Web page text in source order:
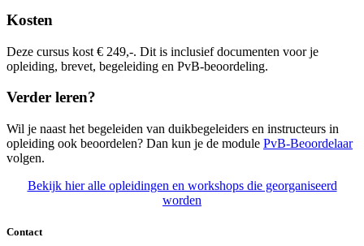
Kosten
Deze cursus kost € 249,-. Dit is inclusief documenten voor je
opleiding, brevet, begeleiding en PvB-beoordeling.
Verder leren?
Wil je naast het begeleiden van duikbegeleiders en instructeurs in
opleiding ook beoordelen? Dan kun je de module PvB-Beoordelaar
volgen.
Bekijk hier alle opleidingen en workshops die georganiseerd
worden
Contact